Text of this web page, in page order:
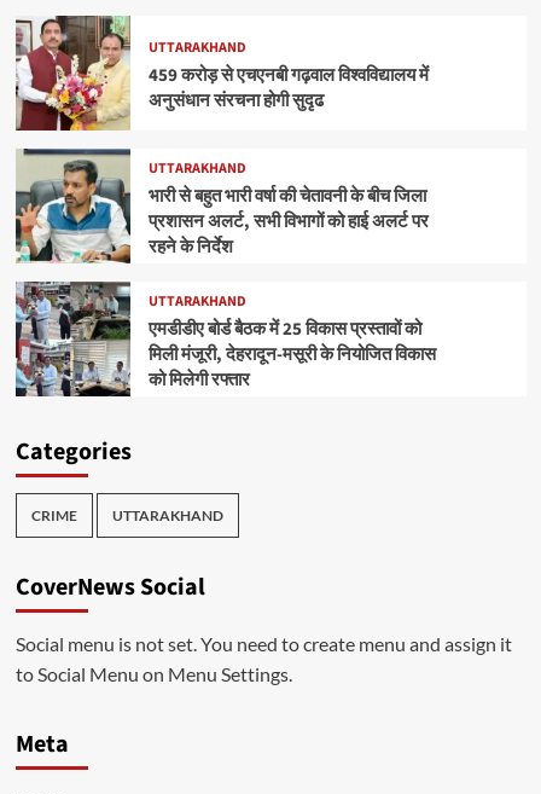
UTTARAKHAND
459 करोड़ से एचएनबी गढ़वाल विश्वविद्यालय में
अनुसंधान संरचना होगी सुदृढ
UTTARAKHAND
भारी से बहुत भारी वर्षा की चेतावनी के बीच जिला
प्रशासन अलर्ट, सभी विभागों को हाई अलर्ट पर
रहने के निर्देश
UTTARAKHAND
एमडीडीए बोर्ड बैठक में 25 विकास प्रस्तावों को
मिली मंजूरी, देहरादून-मसूरी के नियोजित विकास
को मिलेगी रफ्तार
Categories
CRIME UTTARAKHAND
CoverNews Social
Social menu is not set. You need to create menu and assign it
to Social Menu on Menu Settings.
Meta